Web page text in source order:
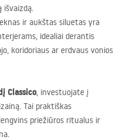
išvaizdą.
ir aukštas siluetas yra
idealiai derantis
koridoriaus ar erdvaus vonios
Classico, investuojate į
Tai praktiškas
priežiūros ritualus ir